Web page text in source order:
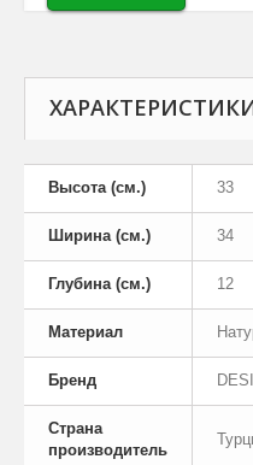
Высота (см.) 33
Ширина (см.) 34
Глубина (см.) 12
Материал
Бренд
Страна
производитель